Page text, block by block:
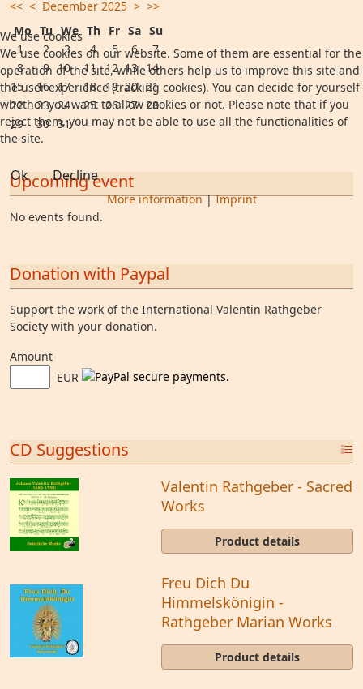
<< < December 2025 > >>
Mo Tu We Th Fr Sa Su
1
2 3 4 5 6 7
8
9 10 11 12 13 14
15
16 17 18 19 20 21
22
23 24 25 26 27 28
29
30 31
Upcoming event
No events found.
Donation with Paypal
Support the work of the International Valentin Rathgeber
Society with your donation.
Amount
EUR
CD Suggestions
Valentin Rathgeber - Sacred
Works
Product details
Freu Dich Du
Himmelskönigin -
Rathgeber Marian Works
Product details
We use cookies
We use cookies on our website. Some of them are essential for the
operation of the site, while others help us to improve this site and
the user experience (tracking cookies). You can decide for yourself
whether you want to allow cookies or not. Please note that if you
reject them, you may not be able to use all the functionalities of
the site.
Ok Decline
More information|Imprint